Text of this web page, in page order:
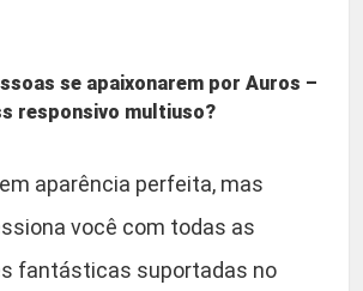
se apaixonarem por Auros –
responsivo multiuso?
aparência perfeita, mas
você com todas as
fantásticas suportadas no